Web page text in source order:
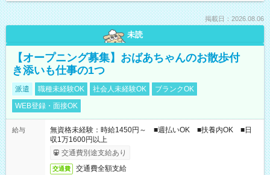
掲載日：2026.08.06
未読
【オープニング募集】おばあちゃんのお散歩付
き添いも仕事の1つ
派遣 職種未経験OK 社会人未経験OK
ブランクOK
WEB登録・面接OK
給与
無資格未経験：時給1450円～ ■週払いOK ■扶養内OK ■日
収1万1600円以上
交通費別途支給あり
交通費 交通費全額支給